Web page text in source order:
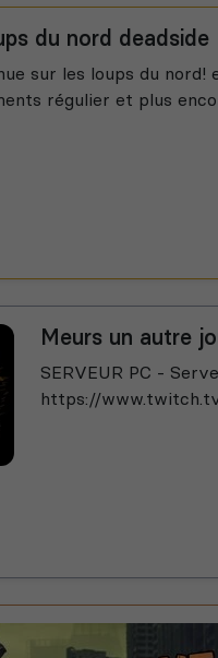
du nord deadside
sur les loups du
régulier et plus
Meurs un autre
SERVEUR PC -
https://